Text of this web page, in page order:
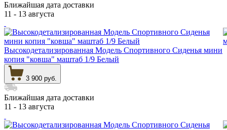
Ближайшая дата доставки
11 - 13 августа
Высокодетализированная Модель Спортивного Сиденья мини
копия "ковша" маштаб 1/9 Белый
3 900 руб.
Ближайшая дата доставки
11 - 13 августа